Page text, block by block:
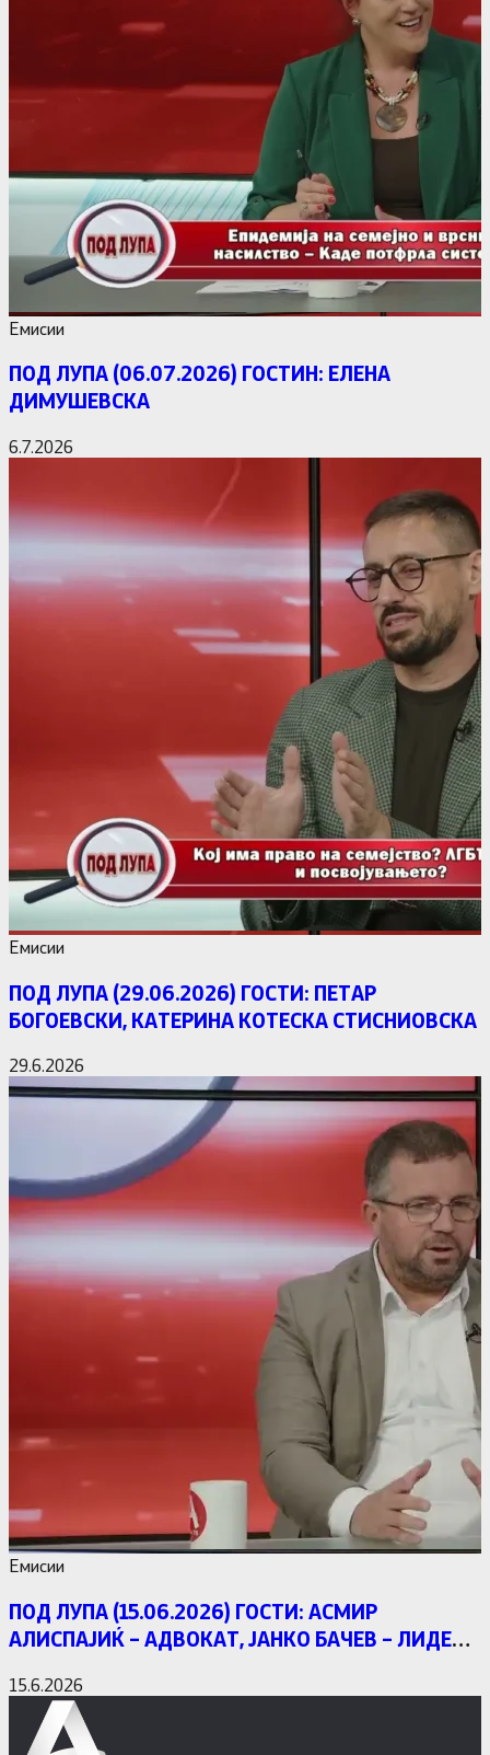
Емисии
ПОД ЛУПА (06.07.2026) ГОСТИН: ЕЛЕНА
ДИМУШЕВСКА
6.7.2026
Емисии
ПОД ЛУПА (29.06.2026) ГОСТИ: ПЕТАР
БОГОЕВСКИ, КАТЕРИНА КОТЕСКА СТИСНИОВСКА
29.6.2026
Емисии
ПОД ЛУПА (15.06.2026) ГОСТИ: АСМИР
АЛИСПАЈИЌ – АДВОКАТ, ЈАНКО БАЧЕВ – ЛИДЕР
15.6.2026